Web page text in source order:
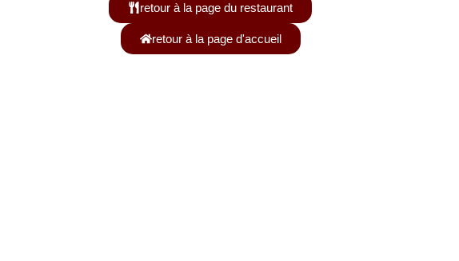
retour à la page du restaurant
retour à la page d'accueil